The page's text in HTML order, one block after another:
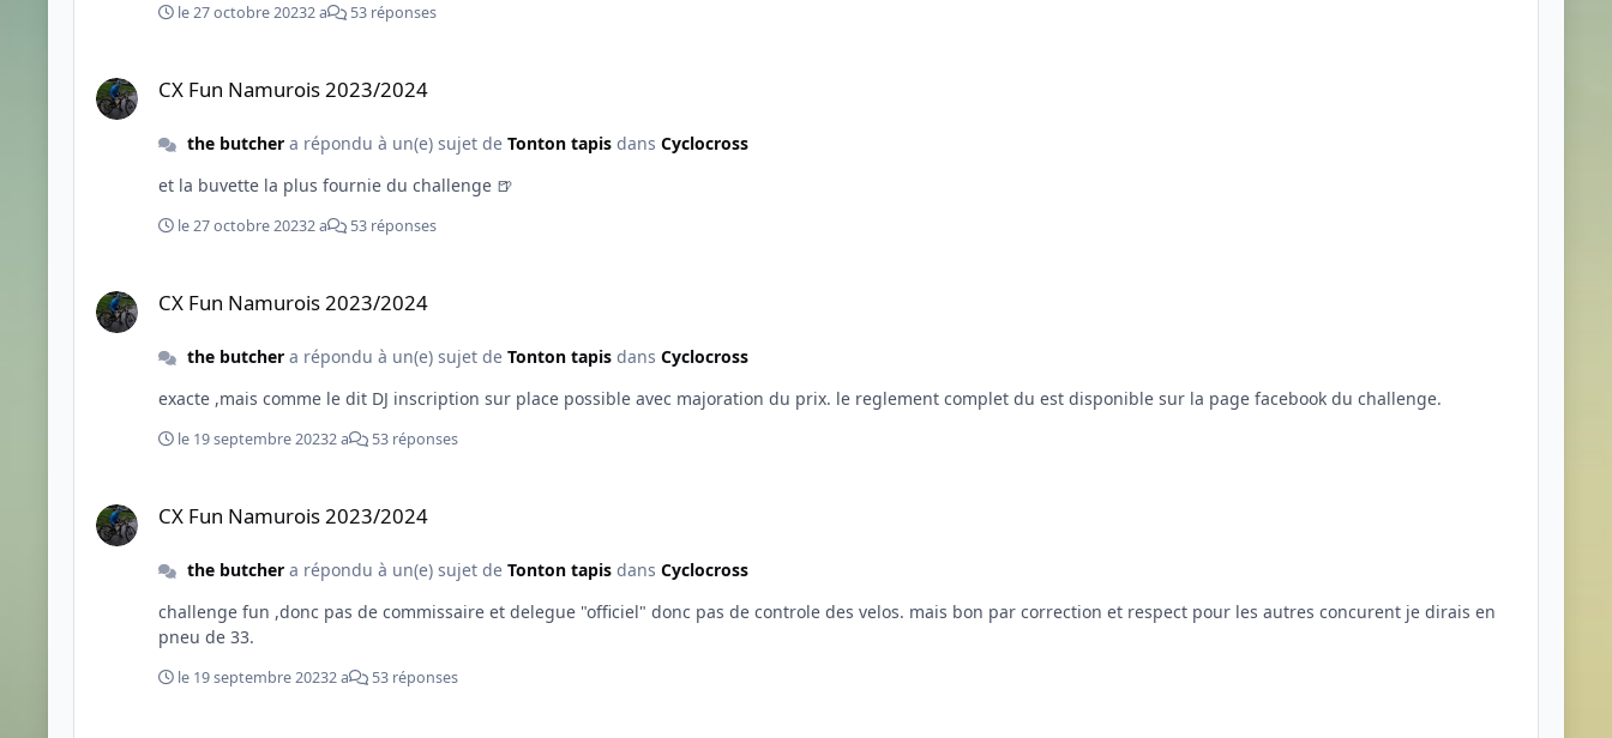
le 27 octobre 20232 a 53 réponses
CX Fun Namurois 2023/2024
the butchera répondu à un(e) sujet de Tonton tapisdans Cyclocross
et la buvette la plus fournie du challenge 🍺
le 27 octobre 20232 a 53 réponses
CX Fun Namurois 2023/2024
the butchera répondu à un(e) sujet de Tonton tapisdans Cyclocross
exacte ,mais comme le dit DJ inscription sur place possible avec majoration du prix. le reglement complet du est disponible sur la page facebook du challenge.
le 19 septembre 20232 a 53 réponses
CX Fun Namurois 2023/2024
the butchera répondu à un(e) sujet de Tonton tapisdans Cyclocross
challenge fun ,donc pas de commissaire et delegue "officiel" donc pas de controle des velos. mais bon par correction et respect pour les autres concurent je dirais en
pneu de 33.
le 19 septembre 20232 a 53 réponses